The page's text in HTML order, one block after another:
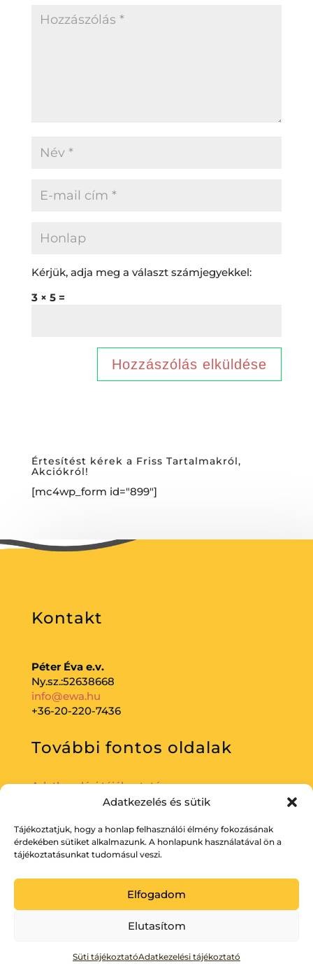
Adatkezelés és sütik
Tájékoztatjuk, hogy a honlap felhasználói élmény fokozásának
érdekében sütiket alkalmazunk. A honlapunk használatával ön a
tájékoztatásunkat tudomásul veszi.
Elfogadom
Elutasítom
Süti tájékoztatóAdatkezelési tájékoztató
Kérjük, adja meg a választ számjegyekkel:
3 × 5 =
Értesítést kérek a Friss Tartalmakról,
Akciókról!
[mc4wp_form id="899"]
Kontakt
Péter Éva e.v.
Ny.sz.:52638668
info@ewa.hu
+36-20-220-7436
További fontos oldalak
Adatkezelési tájékoztató